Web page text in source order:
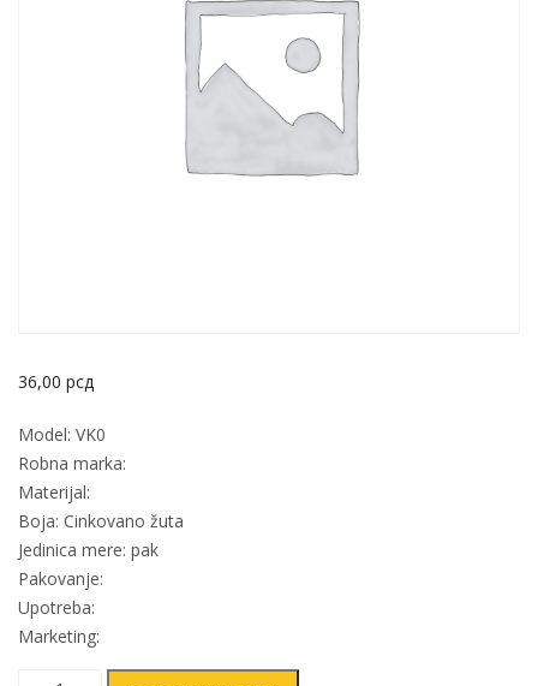
36,00 рсд
Model: VK0
Robna marka:
Materijal:
Boja: Cinkovano žuta
Jedinica mere: pak
Pakovanje:
Upotreba:
Marketing: